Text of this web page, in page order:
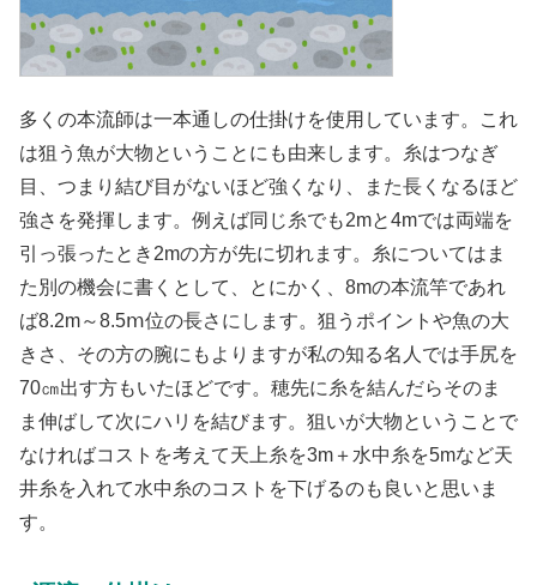
多くの本流師は一本通しの仕掛けを使用しています。これ
は狙う魚が大物ということにも由来します。糸はつなぎ
目、つまり結び目がないほど強くなり、また長くなるほど
強さを発揮します。例えば同じ糸でも2mと4mでは両端を
引っ張ったとき2mの方が先に切れます。糸についてはま
た別の機会に書くとして、とにかく、8mの本流竿であれ
ば8.2m～8.5ⅿ位の長さにします。狙うポイントや魚の大
きさ、その方の腕にもよりますが私の知る名人では手尻を
70㎝出す方もいたほどです。穂先に糸を結んだらそのま
ま伸ばして次にハリを結びます。狙いが大物ということで
なければコストを考えて天上糸を3m＋水中糸を5mなど天
井糸を入れて水中糸のコストを下げるのも良いと思いま
す。